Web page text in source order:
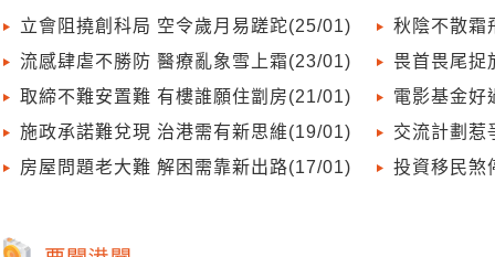
立會阻撓創科局 空令歲月易蹉跎(25/01)
流感肆虐不勝防 醫療亂象雪上霜(23/01)
取締不難安置難 有樓誰願住劏房(21/01)
施政承諾難兌現 治港需有新思維(19/01)
房屋問題老大難 解困需靠新出路(17/01)
秋陰不散霜
畏首畏尾捉
電影基金好
交流計劃惹
投資移民煞